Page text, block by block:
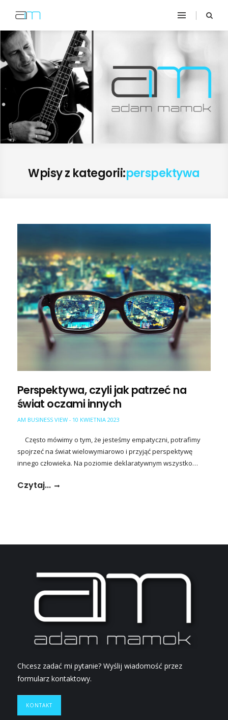
Wpisy z kategorii:perspektywa
Perspektywa, czyli jak patrzeć na
świat oczami innych
AM BUSINESS VIEW - 10 KWIETNIA 2023
Często mówimy o tym, że jesteśmy empatyczni, potrafimy
spojrzeć na świat wielowymiarowo i przyjąć perspektywę
innego człowieka. Na poziomie deklaratywnym wszystko…
Czytaj...
Chcesz zadać mi pytanie? Wyślij wiadomość przez
formularz kontaktowy.
KONTAKT